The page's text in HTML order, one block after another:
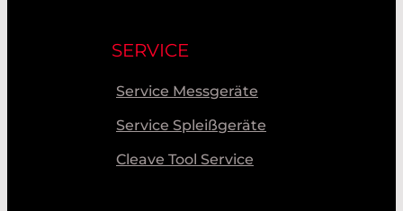
SERVICE
Service Messgeräte
Service Spleißgeräte
Cleave Tool Service